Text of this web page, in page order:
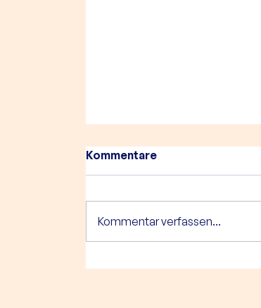
Kommentare
Kommentar verfassen...